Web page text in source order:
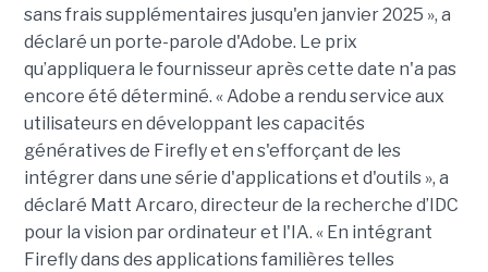
sans frais supplémentaires jusqu'en janvier 2025 », a
déclaré un porte-parole d'Adobe. Le prix
qu’appliquera le fournisseur après cette date n'a pas
encore été déterminé. « Adobe a rendu service aux
utilisateurs en développant les capacités
génératives de Firefly et en s'efforçant de les
intégrer dans une série d'applications et d'outils », a
déclaré Matt Arcaro, directeur de la recherche d’IDC
pour la vision par ordinateur et l'IA. « En intégrant
Firefly dans des applications familières telles